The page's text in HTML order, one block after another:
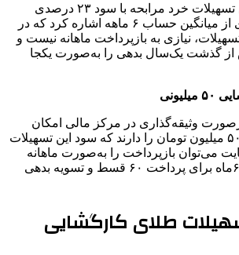
از شرایط دریافت این تسهیلات خرد مرابحه با سود ۲۳ درصدی
می‌توان به برخورداری از میانگین حساب ۶ ماهه اشاره کرد که در
نیازی به بازپرداخت ماهانه نیست و
از گذشت یک‌سال بدهی را به‌صورت یکجا
وثیقه‌گذاری در مرکز مالی امکان
دریافت وام تا سقف ۵۰ میلیون تومان را دارند که سود این تسهیلات
می‌توان بازپرداخت را به‌صورت ماهانه
انجام داد و اشخاص ۶۰‌ماه برای پرداخت ۶۰ قسط و تسویه بدهی
طلای کارگشایی